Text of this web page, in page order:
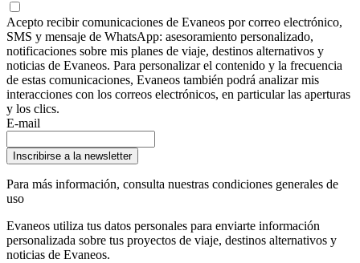
Acepto recibir comunicaciones de Evaneos por correo electrónico,
SMS y mensaje de WhatsApp: asesoramiento personalizado,
notificaciones sobre mis planes de viaje, destinos alternativos y
noticias de Evaneos. Para personalizar el contenido y la frecuencia
de estas comunicaciones, Evaneos también podrá analizar mis
interacciones con los correos electrónicos, en particular las aperturas
y los clics.
E-mail
Inscribirse a la newsletter
Para más información, consulta nuestras condiciones generales de
uso
Evaneos utiliza tus datos personales para enviarte información
personalizada sobre tus proyectos de viaje, destinos alternativos y
noticias de Evaneos.